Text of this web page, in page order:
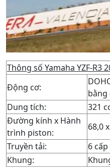
Thông số Yamaha YZF-R3
Động cơ:
bằng
Dung tích:
321
Đường kính x Hành
trình piston:
68,0
Truyền tải:
6
Khung: